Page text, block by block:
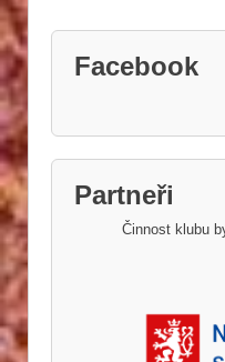
Facebook
Partneři
Činnost klubu